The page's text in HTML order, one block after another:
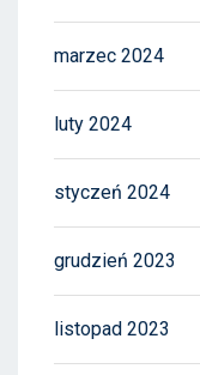
marzec 2024
luty 2024
styczeń 2024
grudzień 2023
listopad 2023